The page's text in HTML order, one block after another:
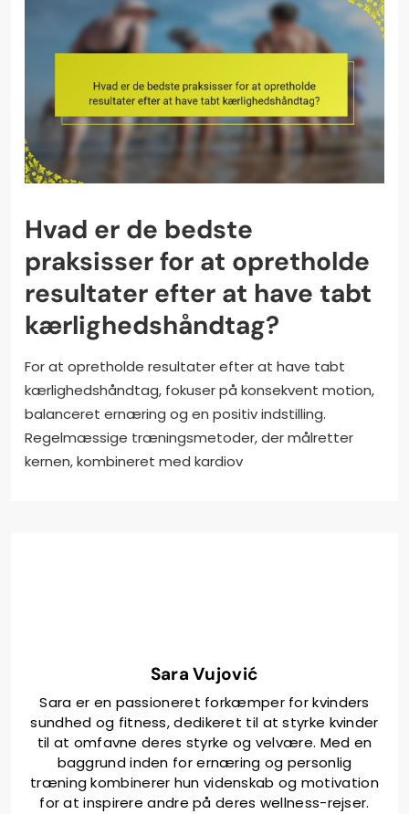
Hvad er de bedste
praksisser for at opretholde
resultater efter at have tabt
kærlighedshåndtag?
For at opretholde resultater efter at have tabt
kærlighedshåndtag, fokuser på konsekvent motion,
balanceret ernæring og en positiv indstilling.
Regelmæssige træningsmetoder, der målretter
kernen, kombineret med kardiov
Sara Vujović
Sara er en passioneret forkæmper for kvinders
sundhed og fitness, dedikeret til at styrke kvinder
til at omfavne deres styrke og velvære. Med en
baggrund inden for ernæring og personlig
træning kombinerer hun videnskab og motivation
for at inspirere andre på deres wellness-rejser.